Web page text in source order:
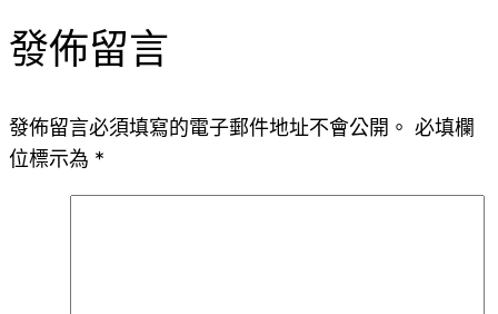
發佈留言
發佈留言必須填寫的電子郵件地址不會公開。 必填欄
位標示為 *